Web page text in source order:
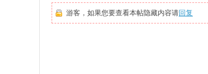
游客，如果您要查看本帖隐藏内容请回复